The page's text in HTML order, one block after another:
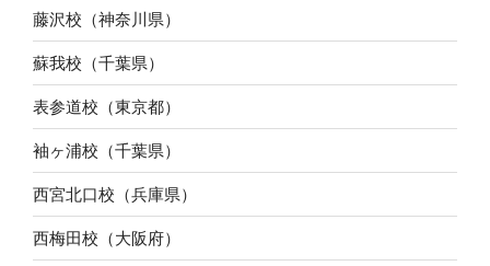
藤沢校（神奈川県）
蘇我校（千葉県）
表参道校（東京都）
袖ヶ浦校（千葉県）
西宮北口校（兵庫県）
西梅田校（大阪府）